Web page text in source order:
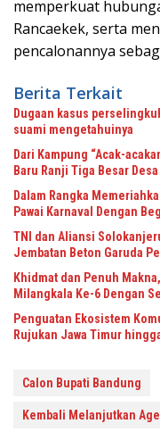
memperkuat
Rancaekek, serta
pencalonannya
Berita Terkait
Dugaan kasus
suami mengetahuinya
Dari Kampung “Acak-
Baru Ranji Tiga Besar
Dalam Rangka
Pawai Karnaval Dengan
TNI dan Aliansi
Jembatan Beton Garuda
Khidmat dan Penuh
Milangkala Ke-6 Dengan
Penguatan Ekosistem
Rujukan Jawa Timur
Calon Bupati Bandung
Kembali Melanjutkan